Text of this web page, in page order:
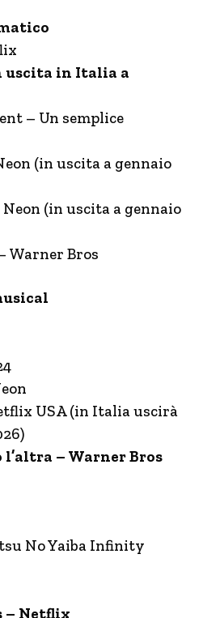
uscita in Italia a
– Un semplice
(in uscita a gennaio
(in uscita a gennaio
Warner Bros
USA (in Italia uscirà
– Warner Bros
No Yaiba Infinity
– Netflix